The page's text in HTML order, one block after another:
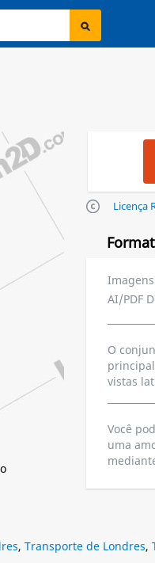
Licença
AI/PDF
O
vistas
Você
uma
, Transporte de Londres,